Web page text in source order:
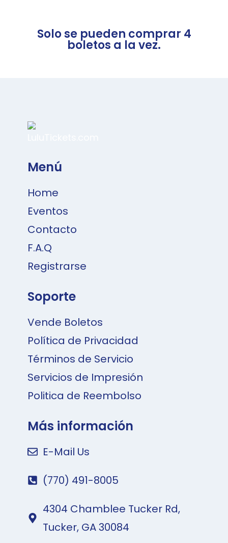
Solo se pueden comprar 4
boletos a la vez.
Menú
Home
Eventos
Contacto
F.A.Q
Registrarse
Soporte
Vende Boletos
Política de Privacidad
Términos de Servicio
Servicios de Impresión
Politica de Reembolso
Más información
E-Mail Us
(770) 491-8005
4304 Chamblee Tucker Rd,
Tucker, GA 30084